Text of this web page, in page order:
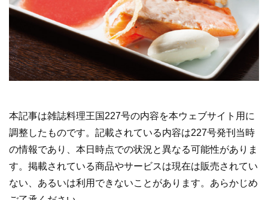
本記事は雑誌料理王国227号の内容を本ウェブサイト用に
調整したものです。記載されている内容は227号発刊当時
の情報であり、本日時点での状況と異なる可能性がありま
す。掲載されている商品やサービスは現在は販売されてい
ない、あるいは利用できないことがあります。あらかじめ